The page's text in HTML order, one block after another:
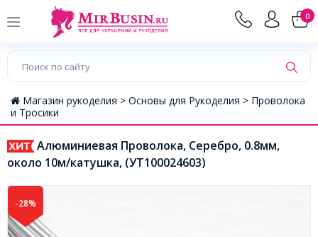
0
Магазин рукоделия > Основы для Рукоделия > Проволока
и Тросики
Алюминиевая Проволока, Серебро, 0.8мм,
около 10м/катушка, (УТ100024603)
-28%